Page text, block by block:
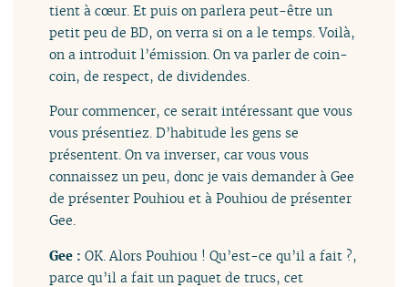
tient à cœur. Et puis on parlera peut-être un
petit peu de BD, on verra si on a le temps. Voilà,
on a introduit l’émission. On va parler de coin-
coin, de respect, de dividendes.
Pour commencer, ce serait intéressant que vous
vous présentiez. D’habitude les gens se
présentent. On va inverser, car vous vous
connaissez un peu, donc je vais demander à Gee
de présenter Pouhiou et à Pouhiou de présenter
Gee.
Gee :OK. Alors Pouhiou ! Qu’est-ce qu’il a fait ?,
parce qu’il a fait un paquet de trucs, cet